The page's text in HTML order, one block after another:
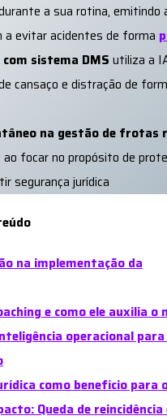
a sua rotina, emitindo
a evitar acidentes de forma
sistema DMS utiliza a
cansaço e distração de
na gestão de frotas
focar no propósito de
segurança jurídica
na implementação da
e como ele auxilia
operacional
como benefício para
Queda de reincidência